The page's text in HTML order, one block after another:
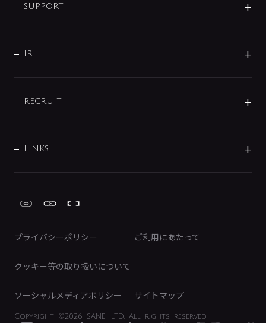
Copyright ©2026 SANEI LTD. All rights reserved.
プライバシーポリシー ご利用にあたって
クッキー等の取り扱いについて
ソーシャルメディアポリシー サイトマップ
分岐
配管システム
バス・空調周辺用品
トイレ周辺用品
じぶんシャワーが見つかる
企業理念
会社概要
事業所案内
SUPPORT
よくあるご質問
データダウンロード
みらいエコ住宅2026事業
IR
IRニュース
IRライブラリ
電子公告
RECRUIT
募集要項
LINKS